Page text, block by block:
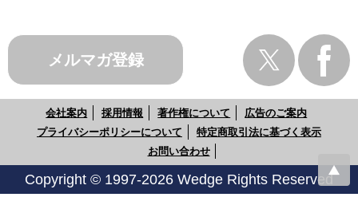
メルマガ登録
会社案内 採用情報 著作権について
広告のご案内
プライバシーポリシーについて
特定商取引法に基づく表示
お問い合わせ
Copyright © 1997-2026 Wedge Rights Reserved